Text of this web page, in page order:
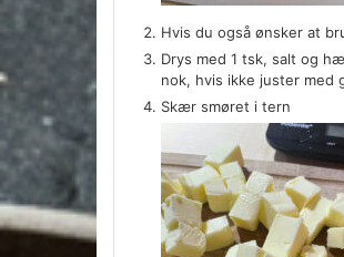
Hvis du også ønsker at
Drys med 1 tsk, salt og
nok, hvis ikke juster med
Skær smøret i tern